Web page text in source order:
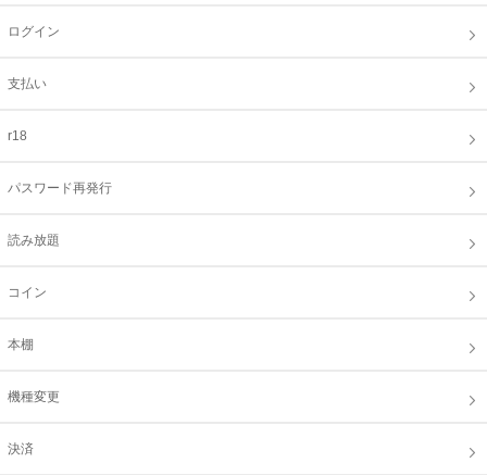
ログイン
支払い
r18
パスワード再発行
読み放題
コイン
本棚
機種変更
決済